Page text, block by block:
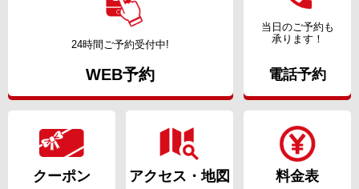
24時間ご予約受付中!
WEB予約
当日のご予約も
承ります！
電話予約
クーポン アクセス・地図 料金表